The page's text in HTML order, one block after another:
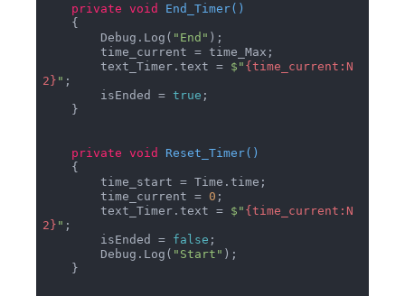
private void End_Timer( )
        Debug.Log(
"End" );
        text_Timer.text =
$" {time_current:N
2} " ;
        isEnded =
true ;
private void Reset_Timer( )
        time_current =
0 ;
        text_Timer.text =
$" {time_current:N
2} " ;
        isEnded =
false ;
        Debug.Log(
"Start" );